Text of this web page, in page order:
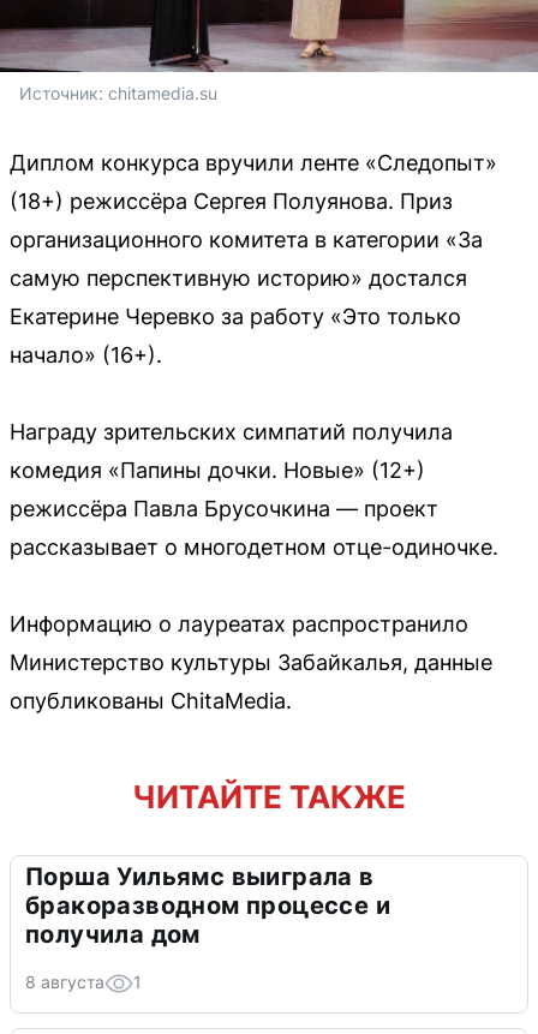
Источник: chitamedia.su
Диплом конкурса вручили ленте «Следопыт»
(18+) режиссёра Сергея Полуянова. Приз
организационного комитета в категории «За
самую перспективную историю» достался
Екатерине Черевко за работу «Это только
начало» (16+).
Награду зрительских симпатий получила
комедия «Папины дочки. Новые» (12+)
режиссёра Павла Брусочкина — проект
рассказывает о многодетном отце-одиночке.
Информацию о лауреатах распространило
Министерство культуры Забайкалья, данные
опубликованы ChitaMedia.
ЧИТАЙТЕ ТАКЖЕ
Порша Уильямс выиграла в
бракоразводном процессе и
получила дом
8 августа 1